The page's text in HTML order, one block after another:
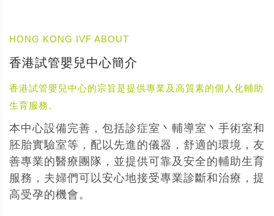
HONG KONG IVF ABOUT
香港試管嬰兒中心簡介
香港試管嬰兒中心的宗旨是提供專業及高質素的個人化輔助
生育服務。
本中心設備完善，包括診症室丶輔導室丶手術室和
胚胎實驗室等，配以先進的儀器，舒適的環境，友
善專業的醫療團隊，並提供可靠及安全的輔助生育
服務，夫婦們可以安心地接受專業診斷和治療，提
高受孕的機會。